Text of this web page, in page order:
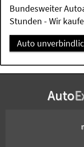
Bundesweiter
Stunden - Wir
Auto
Auto